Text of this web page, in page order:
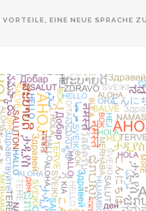
VORTEILE, EINE NEUE SPRACHE